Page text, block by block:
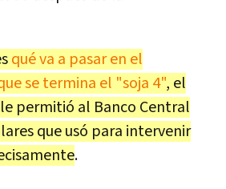
qué va a pasar en el
se termina el "soja 4", el
permitió al Banco Central
que usó para intervenir
.